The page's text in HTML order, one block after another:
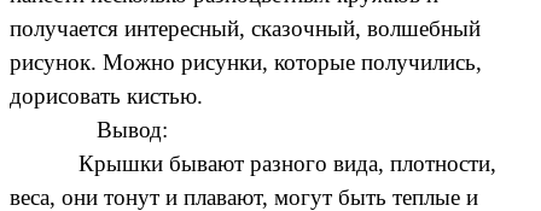
получается интересный, сказочный, волшебный
рисунок. Можно рисунки, которые получились,
дорисовать кистью.
Вывод:
Крышки бывают разного вида, плотности,
веса, они тонут и плавают, могут быть теплые и